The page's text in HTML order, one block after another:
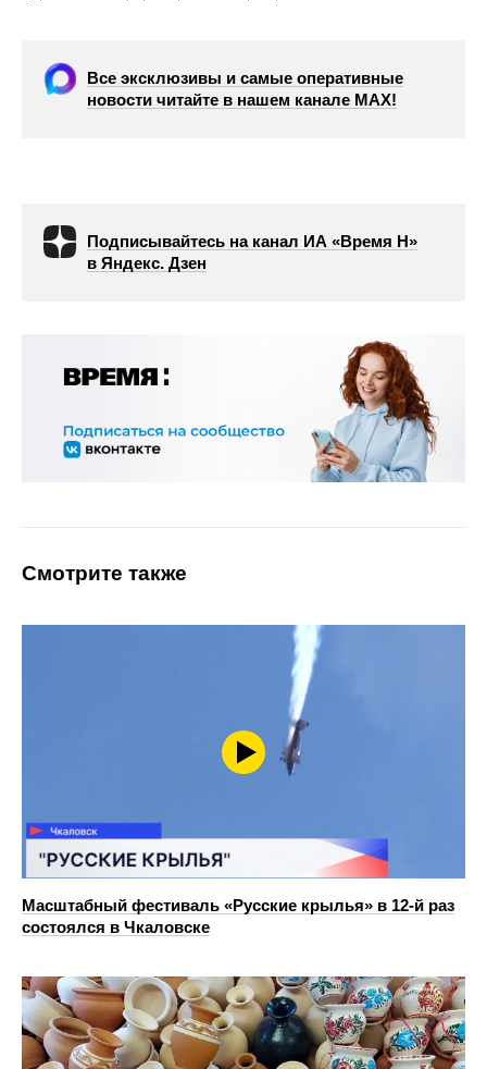
Все эксклюзивы и самые оперативные
новости читайте в нашем канале МАХ!
Подписывайтесь на канал ИА «Время Н»
в Яндекс. Дзен
Смотрите также
Масштабный фестиваль «Русские крылья» в 12-й раз
состоялся в Чкаловске